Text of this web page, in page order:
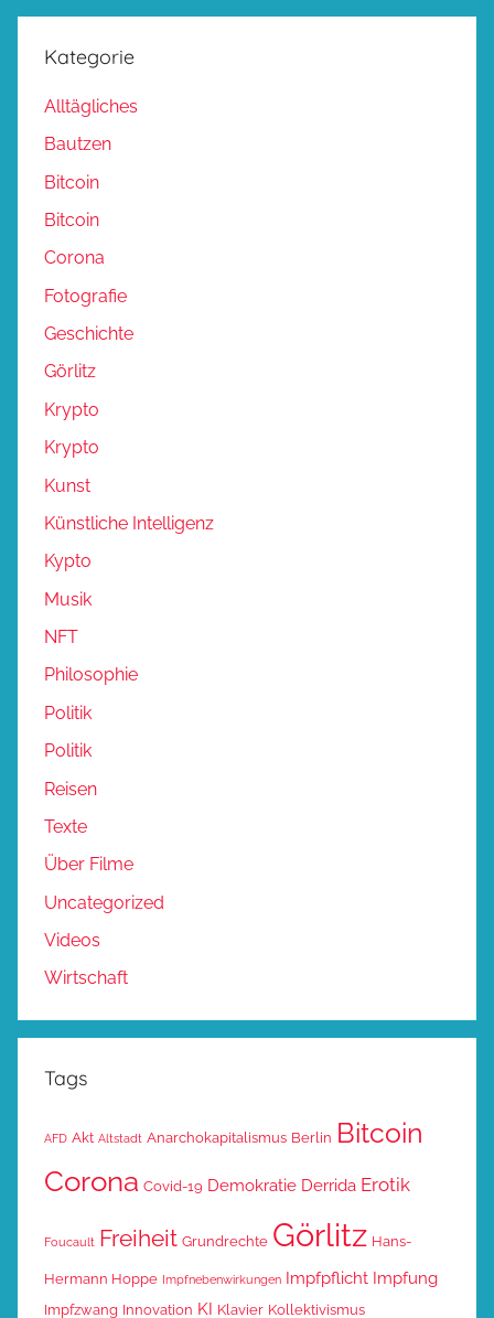
Kategorie
Alltägliches
Bautzen
Bitcoin
Bitcoin
Corona
Fotografie
Geschichte
Görlitz
Krypto
Krypto
Kunst
Künstliche Intelligenz
Kypto
Musik
NFT
Philosophie
Politik
Politik
Reisen
Texte
Über Filme
Uncategorized
Videos
Wirtschaft
Tags
AFD Akt Altstadt Anarchokapitalismus Berlin Bitcoin
Corona Covid-19 Demokratie Derrida Erotik
Foucault Freiheit Grundrechte Görlitz Hans-
Hermann Hoppe Impfnebenwirkungen Impfpflicht Impfung
Impfzwang Innovation KI Klavier Kollektivismus